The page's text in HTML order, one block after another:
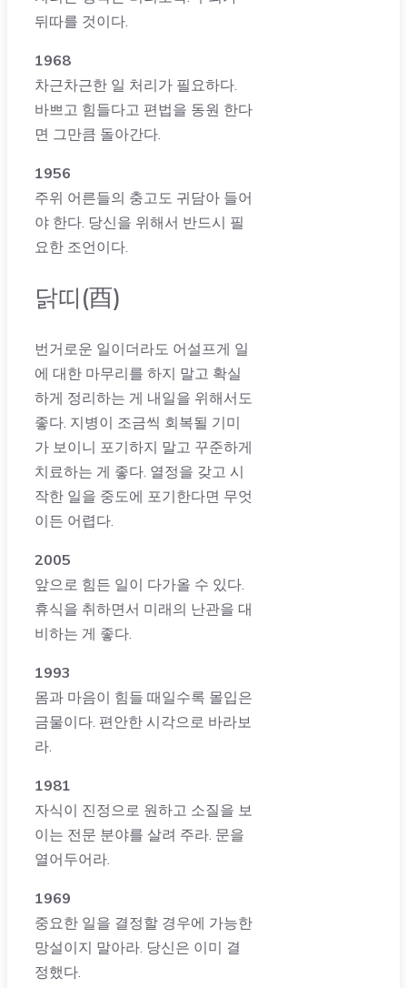
뒤따를 것이다.
1968
차근차근한 일 처리가 필요하다.
바쁘고 힘들다고 편법을 동원 한다
면 그만큼 돌아간다.
1956
주위 어른들의 충고도 귀담아 들어
야 한다. 당신을 위해서 반드시 필
요한 조언이다.
닭띠(酉)
번거로운 일이더라도 어설프게 일
에 대한 마무리를 하지 말고 확실
하게 정리하는 게 내일을 위해서도
좋다. 지병이 조금씩 회복될 기미
가 보이니 포기하지 말고 꾸준하게
치료하는 게 좋다. 열정을 갖고 시
작한 일을 중도에 포기한다면 무엇
이든 어렵다.
2005
앞으로 힘든 일이 다가올 수 있다.
휴식을 취하면서 미래의 난관을 대
비하는 게 좋다.
1993
몸과 마음이 힘들 때일수록 몰입은
금물이다. 편안한 시각으로 바라보
라.
1981
자식이 진정으로 원하고 소질을 보
이는 전문 분야를 살려 주라. 문을
열어두어라.
1969
중요한 일을 결정할 경우에 가능한
망설이지 말아라. 당신은 이미 결
정했다.